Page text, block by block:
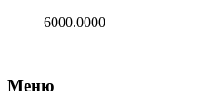
6000.0000
Меню